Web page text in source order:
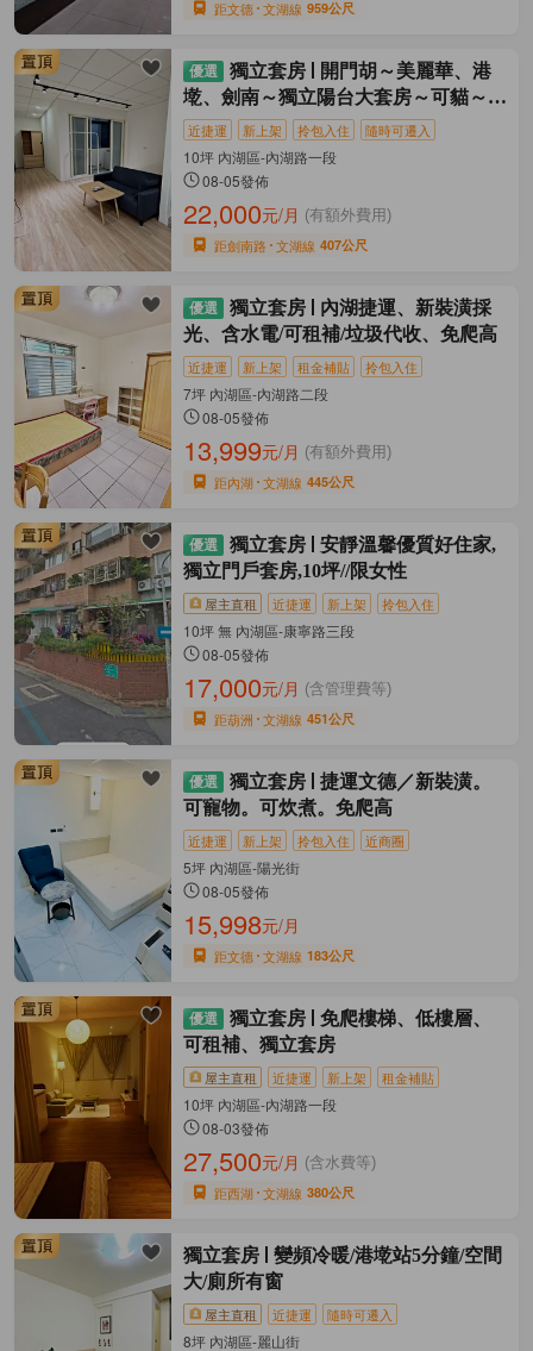
距文德 文湖線 959公尺
獨立套房
開門胡～美麗華、港
墘、劍南～獨立陽台大套房～可貓～無
租補
近捷運 新上架 拎包入住 隨時可遷入
10坪 內湖區-內湖路一段
08-05發佈
22,000元/月 (有額外費用)
距劍南路 文湖線 407公尺
獨立套房
內湖捷運、新裝潢採
光、含水電/可租補/垃圾代收、免爬高
近捷運 新上架 租金補貼 拎包入住
7坪 內湖區-內湖路二段
08-05發佈
13,999元/月 (有額外費用)
距內湖 文湖線 445公尺
獨立套房
安靜溫馨優質好住家,
獨立門戶套房,10坪//限女性
屋主直租 近捷運 新上架 拎包入住
10坪 無 內湖區-康寧路三段
08-05發佈
17,000元/月 (含管理費等)
距葫洲 文湖線 451公尺
獨立套房
捷運文德／新裝潢。
可寵物。可炊煮。免爬高
近捷運 新上架 拎包入住 近商圈
5坪 內湖區-陽光街
08-05發佈
15,998元/月
距文德 文湖線 183公尺
獨立套房
免爬樓梯、低樓層、
可租補、獨立套房
屋主直租 近捷運 新上架 租金補貼
10坪 內湖區-內湖路一段
08-03發佈
27,500元/月 (含水費等)
距西湖 文湖線 380公尺
獨立套房
變頻冷暖/港墘站5分鐘/空間
大/廁所有窗
屋主直租 近捷運 隨時可遷入
8坪 內湖區-麗山街